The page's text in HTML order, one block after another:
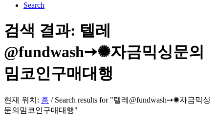
Search
검색 결과: 텔레
@fundwash➙✺자금믹싱문의
밈코인구매대행
현재 위치: 홈 / Search results for "텔레@fundwash➙✺자금믹싱
문의밈코인구매대행"